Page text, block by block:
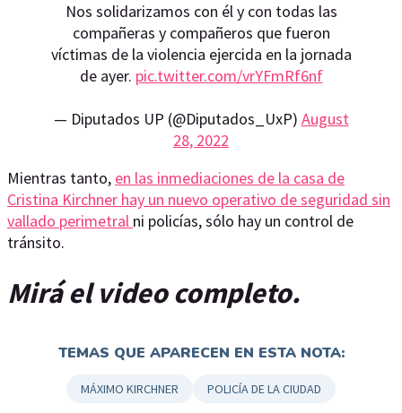
Nos solidarizamos con él y con todas las
compañeras y compañeros que fueron
víctimas de la violencia ejercida en la jornada
de ayer. pic.twitter.com/vrYFmRf6nf
— Diputados UP (@Diputados_UxP) August
28, 2022
Mientras tanto, en las inmediaciones de la casa de
Cristina Kirchner hay un nuevo operativo de seguridad sin
vallado perimetral ni policías, sólo hay un control de
tránsito.
Mirá el video completo.
TEMAS QUE APARECEN EN ESTA NOTA:
MÁXIMO KIRCHNER POLICÍA DE LA CIUDAD